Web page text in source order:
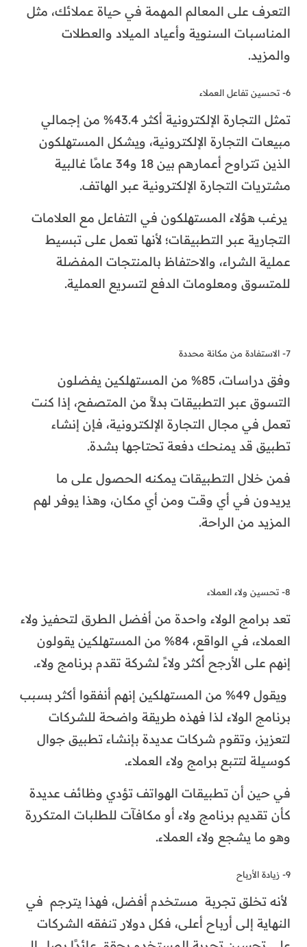
التعرف على المعالم المهمة في حياة عملائك، مثل
المناسبات السنوية وأعياد الميلاد والعطلات
والمزيد.
6- تحسين تفاعل العملاء
تمثل التجارة الإلكترونية أكثر 43.4% من إجمالي
مبيعات التجارة الإلكترونية، ويشكل المستهلكون
الذين تتراوح أعمارهم بين 18 و34 عامًا غالبية
مشتريات التجارة الإلكترونية عبر الهاتف.
يرغب هؤلاء المستهلكون في التفاعل مع العلامات
التجارية عبر التطبيقات؛ لأنها تعمل على تبسيط
عملية الشراء، والاحتفاظ بالمنتجات المفضلة
للمتسوق ومعلومات الدفع لتسريع العملية.
7- الاستفادة من مكانة محددة
وفق دراسات، 85% من المستهلكين يفضلون
التسوق عبر التطبيقات بدلاً من المتصفح، إذا كنت
تعمل في مجال التجارة الإلكترونية، فإن إنشاء
تطبيق قد يمنحك دفعة تحتاجها بشدة.
فمن خلال التطبيقات يمكنه الحصول على ما
يريدون في أي وقت ومن أي مكان، وهذا يوفر لهم
المزيد من الراحة.
8- تحسين ولاء العملاء
تعد برامج الولاء واحدة من أفضل الطرق لتحفيز ولاء
العملاء، في الواقع، 84% من المستهلكين يقولون
إنهم على الأرجح أكثر ولاءً لشركة تقدم برنامج ولاء.
ويقول 49% من المستهلكين إنهم أنفقوا أكثر بسبب
برنامج الولاء لذا فهذه طريقة واضحة للشركات
لتعزيز، وتقوم شركات عديدة بإنشاء تطبيق جوال
كوسيلة لتتبع برامج ولاء العملاء.
في حين أن تطبيقات الهواتف تؤدي وظائف عديدة
كأن تقديم برنامج ولاء أو مكافآت للطلبات المتكررة
وهو ما يشجع ولاء العملاء.
9- زيادة الأرباح
لأنه تخلق تجربة مستخدم أفضل، فهذا يترجم في
النهاية إلى أرباح أعلى، فكل دولار تنفقه الشركات